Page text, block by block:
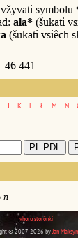
symbolu
ala* (šukati
(šukati vsiêch
46 441
J K L Ł M N
n
vhoru storônki
© 2007-2026 byJan